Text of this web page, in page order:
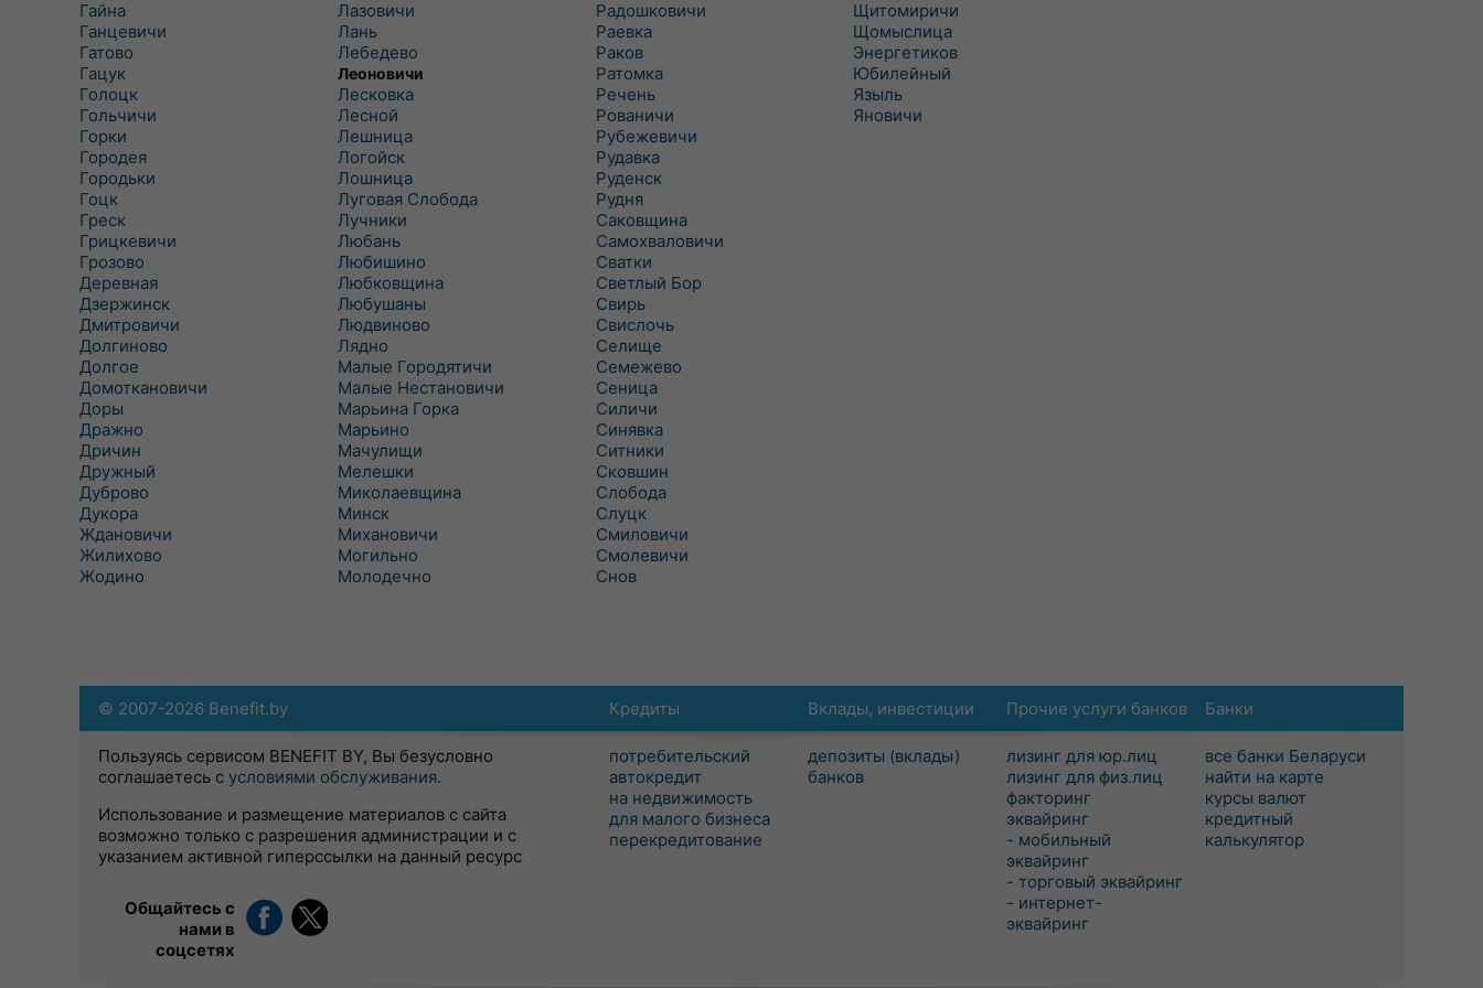
Гайна
Ганцевичи
Гатово
Гацук
Голоцк
Гольчичи
Горки
Городея
Городьки
Гоцк
Греск
Грицкевичи
Грозово
Деревная
Дзержинск
Дмитровичи
Долгиново
Долгое
Домоткановичи
Доры
Дражно
Дричин
Дружный
Дуброво
Дукора
Ждановичи
Жилихово
Жодино
Лазовичи
Лань
Лебедево
Леоновичи
Лесковка
Лесной
Лешница
Логойск
Лошница
Луговая Слобода
Лучники
Любань
Любишино
Любковщина
Любушаны
Людвиново
Лядно
Малые Городятичи
Малые Нестановичи
Марьина Горка
Марьино
Мачулищи
Мелешки
Миколаевщина
Минск
Михановичи
Могильно
Молодечно
Радошковичи
Раевка
Раков
Ратомка
Речень
Рованичи
Рубежевичи
Рудавка
Руденск
Рудня
Саковщина
Самохваловичи
Сватки
Светлый Бор
Свирь
Свислочь
Селище
Семежево
Сеница
Силичи
Синявка
Ситники
Сковшин
Слобода
Слуцк
Смиловичи
Смолевичи
Снов
Щитомиричи
Щомыслица
Энергетиков
Юбилейный
Языль
Яновичи
Кредиты
потребительский
автокредит
на недвижимость
для малого бизнеса
перекредитование
Вклады, инвестиции
депозиты (вклады)
банков
Прочие услуги банков
лизинг для юр.лиц
лизинг для физ.лиц
факторинг
эквайринг
- мобильный
эквайринг
- торговый эквайринг
- интернет-
эквайринг
Банки
все банки Беларуси
найти на карте
курсы валют
кредитный
калькулятор
© 2007-2026 Benefit.by
Пользуясь сервисом BENEFIT BY, Вы безусловно
соглашаетесь с условиями обслуживания.
Использование и размещение материалов с сайта
возможно только с разрешения администрации и с
указанием активной гиперссылки на данный ресурс
Общайтесь с
нами в
соцсетях